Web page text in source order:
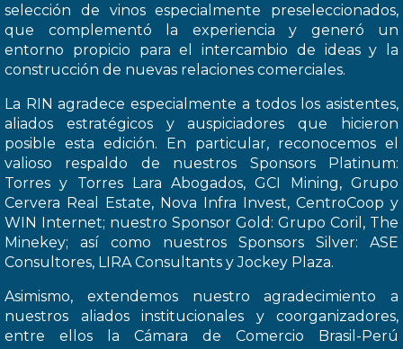
selección de vinos especialmente preseleccionados,
que complementó la experiencia y generó un
entorno propicio para el intercambio de ideas y la
construcción de nuevas relaciones comerciales.
La RIN agradece especialmente a todos los asistentes,
aliados estratégicos y auspiciadores que hicieron
posible esta edición. En particular, reconocemos el
valioso respaldo de nuestros Sponsors Platinum:
Torres y Torres Lara Abogados, GCI Mining, Grupo
Cervera Real Estate, Nova Infra Invest, CentroCoop y
WIN Internet; nuestro Sponsor Gold: Grupo Coril, The
Minekey; así como nuestros Sponsors Silver: ASE
Consultores, LIRA Consultants y Jockey Plaza.
Asimismo, extendemos nuestro agradecimiento a
nuestros aliados institucionales y coorganizadores,
entre ellos la Cámara de Comercio Brasil-Perú